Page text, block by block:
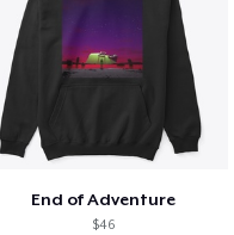
End of Adventure
$46